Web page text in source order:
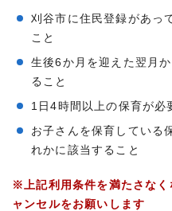
刈谷市に住民登録があっ
こと
生後6か月を迎えた翌月
ること
1日4時間以上の保育が必
お子さんを保育している
れかに該当すること
※上記利用条件を満たさなく
ャンセルをお願いします